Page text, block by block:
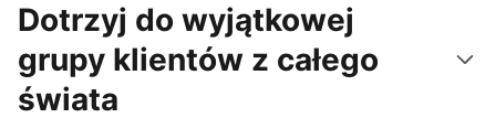
Dotrzyj do wyjątkowej
grupy klientów z całego
świata